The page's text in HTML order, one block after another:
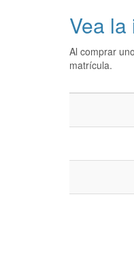
Vea
Al comprar
matrícula.